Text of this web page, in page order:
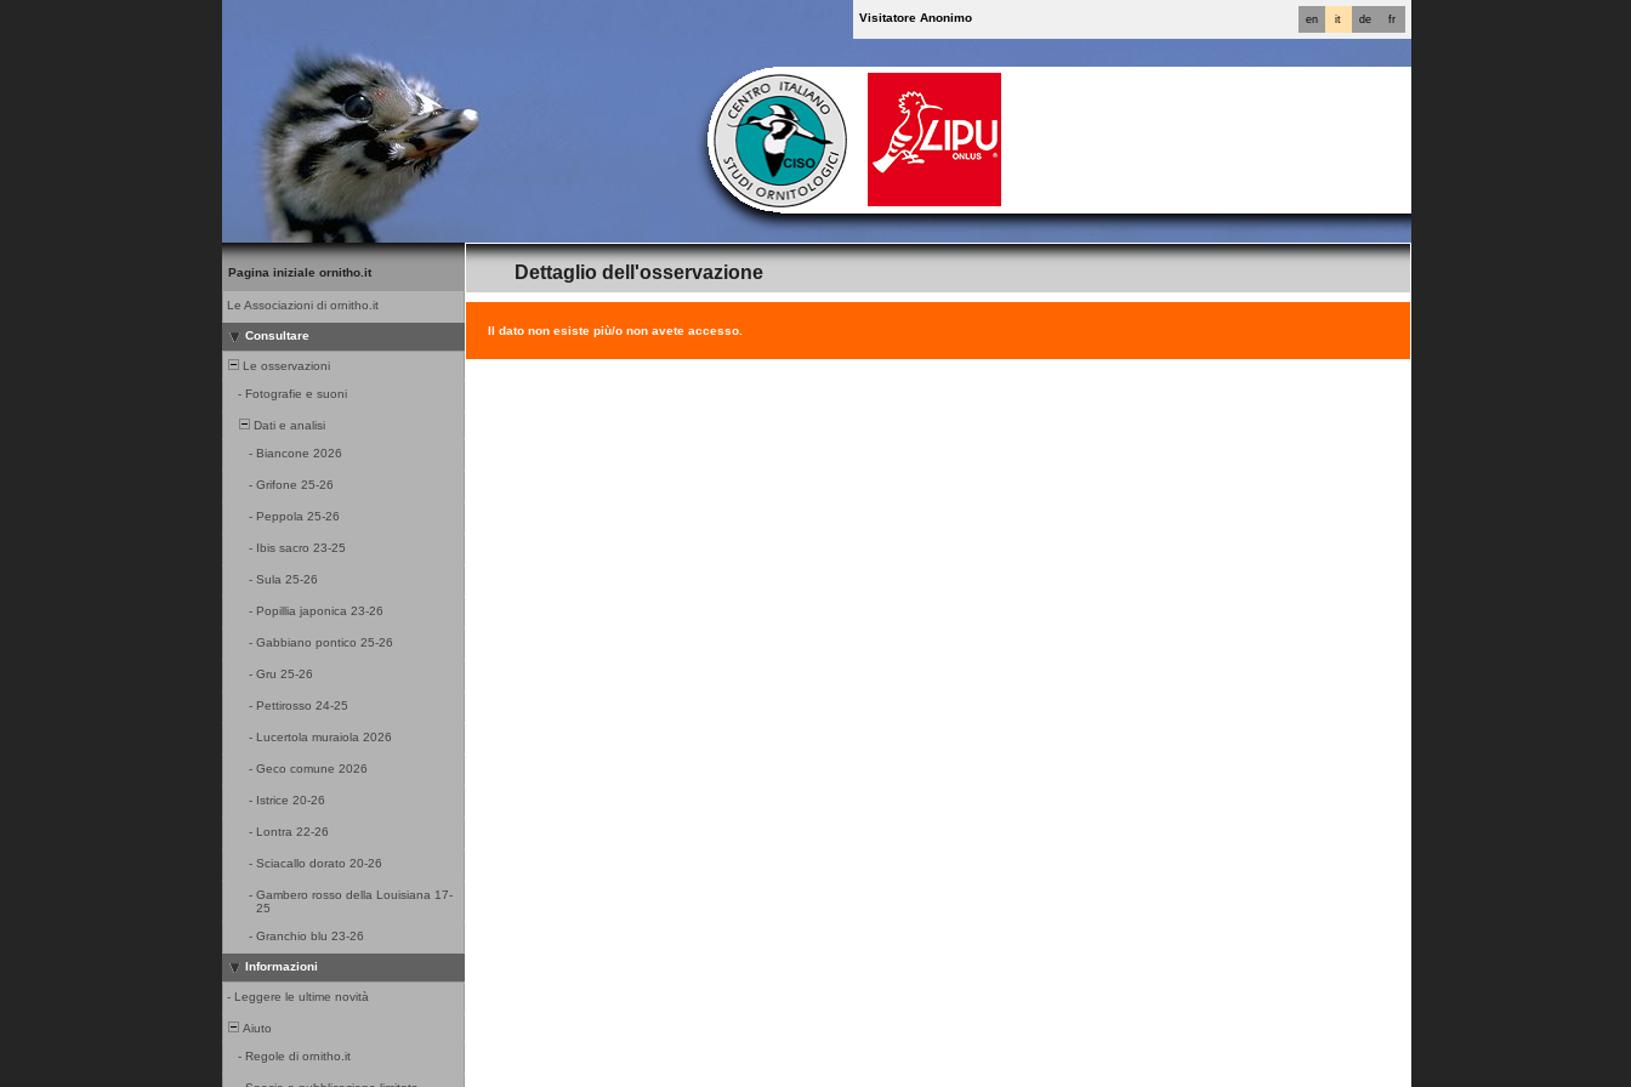
fr
de
it
en
Visitatore Anonimo
Pagina iniziale ornitho.it
Le Associazioni di ornitho.it
Consultare
Le osservazioni
- Fotografie e suoni
Dati e analisi
- Biancone 2026
- Grifone 25-26
- Peppola 25-26
- Ibis sacro 23-25
- Sula 25-26
- Popillia japonica 23-26
- Gabbiano pontico 25-26
- Gru 25-26
- Pettirosso 24-25
- Lucertola muraiola 2026
- Geco comune 2026
- Istrice 20-26
- Lontra 22-26
- Sciacallo dorato 20-26
- Gambero rosso della Louisiana 17-
25
- Granchio blu 23-26
Informazioni
- Leggere le ultime novità
Aiuto
- Regole di ornitho.it
Dettaglio dell'osservazione
Il dato non esiste più/o non avete accesso.